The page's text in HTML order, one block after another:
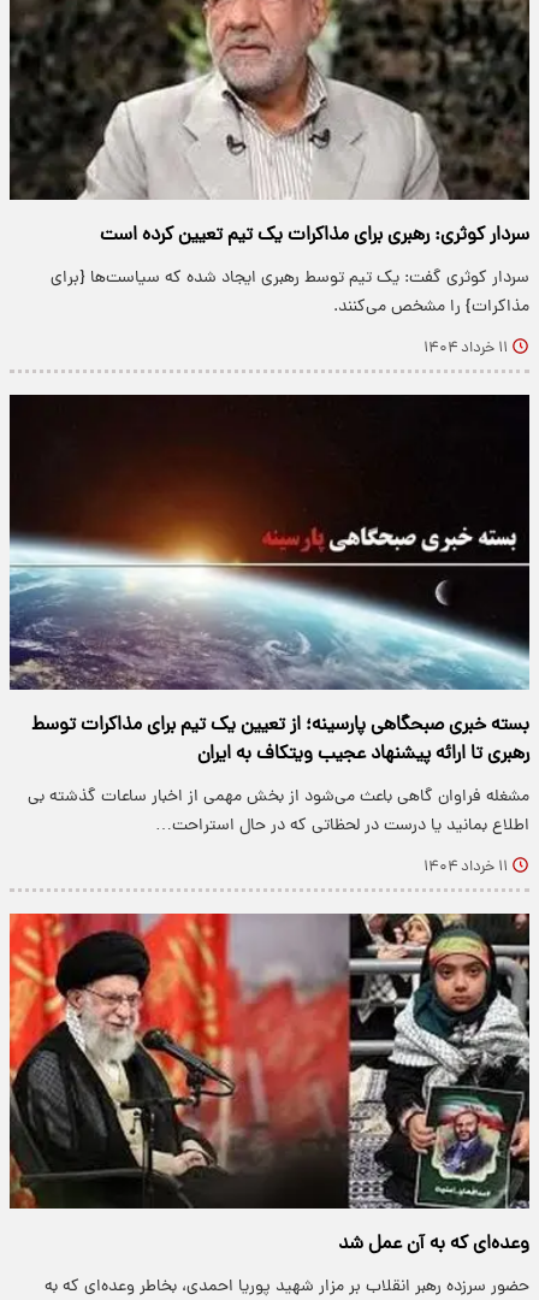
سردار کوثری: رهبری برای مذاکرات یک تیم تعیین کرده است
سردار کوثری گفت: یک تیم توسط رهبری ایجاد شده که سیاست‌ها {برای
مذاکرات} را مشخص می‌کنند.
۱۱ خرداد ۱۴۰۴
بسته خبری صبحگاهی پارسینه؛ از تعیین یک تیم برای مذاکرات توسط
رهبری تا ارائه پیشنهاد عجیب ویتکاف به ایران
مشغله فراوان گاهی باعث می‌شود از بخش مهمی از اخبار ساعات گذشته بی
اطلاع بمانید یا درست در لحظاتی که در حال استراحت…
۱۱ خرداد ۱۴۰۴
وعده‌ای که به آن عمل شد
​حضور سرزده رهبر انقلاب بر مزار شهید پوریا احمدی، بخاطر وعده‌ای که به